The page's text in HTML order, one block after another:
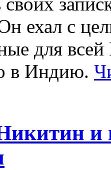
ехал с
для
в Индию.
и